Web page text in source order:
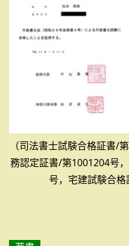
（司法書士試験合格証書/
務認定証書/第1001204号
号，宅建試験合格